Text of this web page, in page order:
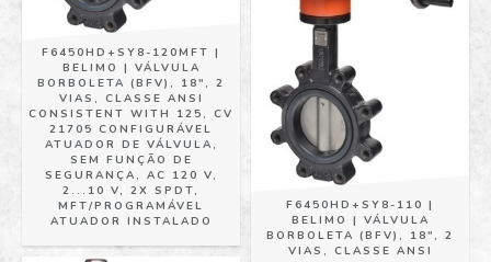
F6450HD+SY8-120MFT |
BELIMO | VÁLVULA
BORBOLETA (BFV), 18", 2
VIAS, CLASSE ANSI
CONSISTENT WITH 125, CV
21705 CONFIGURÁVEL
ATUADOR DE VÁLVULA,
SEM FUNÇÃO DE
SEGURANÇA, AC 120 V,
2...10 V, 2X SPDT,
MFT/PROGRAMÁVEL
ATUADOR INSTALADO
F6450HD+SY8-110 |
BELIMO | VÁLVULA
BORBOLETA (BFV), 18", 2
VIAS, CLASSE ANSI